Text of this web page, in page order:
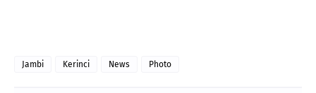
Jambi Kerinci News Photo